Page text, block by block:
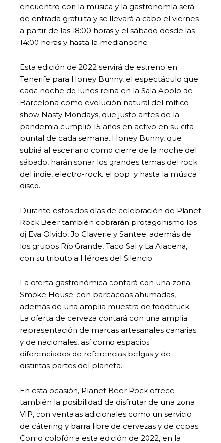
encuentro con la música y la gastronomía será
de entrada gratuita y se llevará a cabo el viernes
a partir de las 18:00 horas y el sábado desde las
14:00 horas y hasta la medianoche.
Esta edición de 2022 servirá de estreno en
Tenerife para Honey Bunny, el espectáculo que
cada noche de lunes reina en la Sala Apolo de
Barcelona como evolución natural del mítico
show Nasty Mondays, que justo antes de la
pandemia cumplió 15 años en activo en su cita
puntal de cada semana. Honey Bunny, que
subirá al escenario como cierre de la noche del
sábado, harán sonar los grandes temas del rock
del indie, electro-rock, el pop y hasta la música
disco.
Durante estos dos días de celebración de Planet
Rock Beer también cobrarán protagonismo los
dj Eva Olvido, Jo Claverie y Santee, además de
los grupos Río Grande, Taco Sal y La Alacena,
con su tributo a Héroes del Silencio.
La oferta gastronómica contará con una zona
Smoke House, con barbacoas ahumadas,
además de una amplia muestra de foodtruck.
La oferta de cerveza contará con una amplia
representación de marcas artesanales canarias
y de nacionales, así como espacios
diferenciados de referencias belgas y de
distintas partes del planeta.
En esta ocasión, Planet Beer Rock ofrece
también la posibilidad de disfrutar de una zona
VIP, con ventajas adicionales como un servicio
de cátering y barra libre de cervezas y de copas.
Como colofón a esta edición de 2022, en la